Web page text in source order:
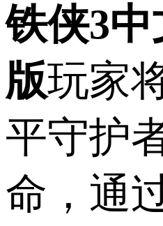
铁侠3
版玩家
平守护
命，通